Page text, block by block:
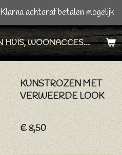
GEZELLIG IN HUIS, WOONACCESSOIRES & CADEAU ARTIKELEN
Klarna achteraf betalen mogelijk
KUNSTROZEN MET
VERWEERDE LOOK
€ 8,50